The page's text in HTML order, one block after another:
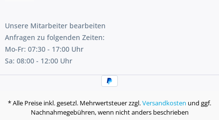
Unsere Mitarbeiter bearbeiten
Anfragen zu folgenden Zeiten:
Mo-Fr: 07:30 - 17:00 Uhr
Sa: 08:00 - 12:00 Uhr
* Alle Preise inkl. gesetzl. Mehrwertsteuer zzgl.Versandkosten und ggf.
Nachnahmegebühren, wenn nicht anders beschrieben